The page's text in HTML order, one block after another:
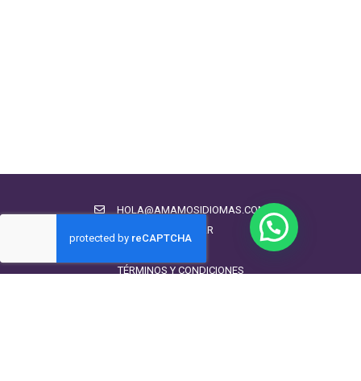
Hotelería
280 estudiantes contentos...
99.00€49.00€